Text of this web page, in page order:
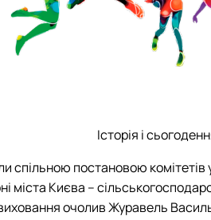
для студентів ОС Бакалавр т…
Історія і
спільною постановою
міста Києва –
очолив Журавель